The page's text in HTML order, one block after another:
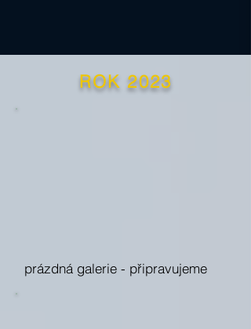
ROK 2023
prázdná galerie - připravujeme